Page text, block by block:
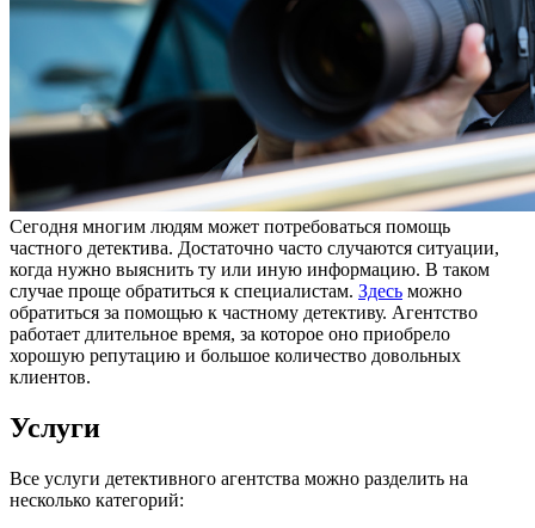
Сегодня многим людям может потребоваться помощь
частного детектива. Достаточно часто случаются ситуации,
когда нужно выяснить ту или иную информацию. В таком
случае проще обратиться к специалистам. Здесь можно
обратиться за помощью к частному детективу. Агентство
работает длительное время, за которое оно приобрело
хорошую репутацию и большое количество довольных
клиентов.
Услуги
Все услуги детективного агентства можно разделить на
несколько категорий: